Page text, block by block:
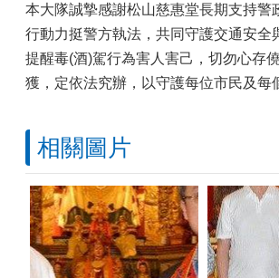
本大隊誠摯感謝松山慈惠堂長期支持警
行動力挺警方執法，共同守護交通安全
提醒毒(酒)駕行為害人害己，切勿心存
獲，定依法究辦，以守護每位市民及每
相關圖片